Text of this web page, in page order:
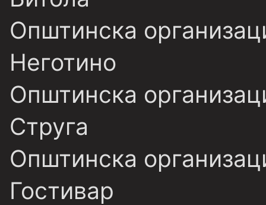
Општинска
Неготино
Општинска
Струга
Општинска
Гостивар